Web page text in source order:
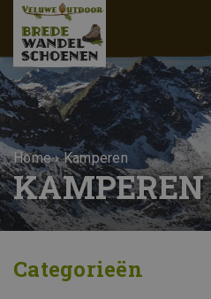
Home›Kamperen
KAMPEREN
Categorieën